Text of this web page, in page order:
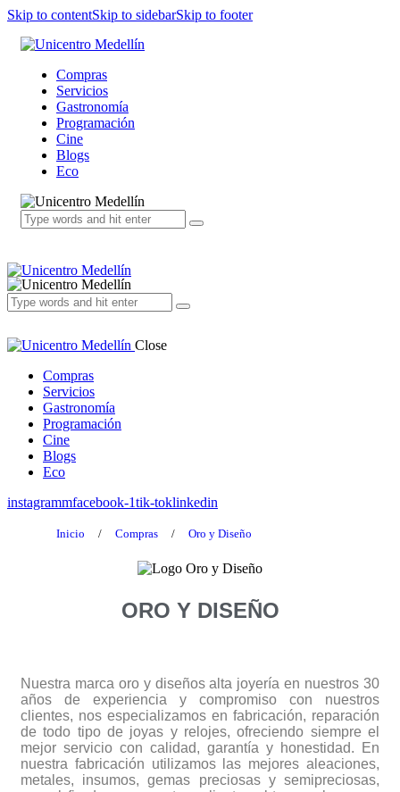
Skip to contentSkip to sidebarSkip to footer
Compras
Servicios
Gastronomía
Programación
Cine
Blogs
Eco
Close
Compras
Servicios
Gastronomía
Programación
Cine
Blogs
Eco
instagrammfacebook-1tik-toklinkedin
Inicio / Compras / Oro y Diseño
ORO Y DISEÑO
Nuestra marca oro y diseños alta joyería en nuestros 30
años de experiencia y compromiso con nuestros
clientes, nos especializamos en fabricación, reparación
de todo tipo de joyas y relojes, ofreciendo siempre el
mejor servicio con calidad, garantía y honestidad. En
nuestra fabricación utilizamos las mejores aleaciones,
metales, insumos, gemas preciosas y semipreciosas,